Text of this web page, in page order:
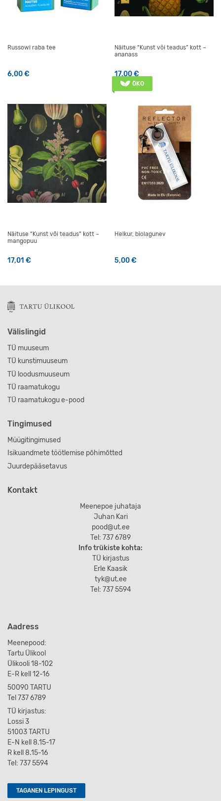
Russowi raba tee
6,00€
Näituse “Kunst või teadus” kott –
ananass
17,00€
Näituse “Kunst või teadus” kott –
mangopuu
17,01 €
ÖKO
Helkur, biolagunev
5,00€
Välislingid
TÜ muuseum
TÜ kunstimuuseum
TÜ loodusmuuseum
TÜ raamatukogu
TÜ raamatukogu e-pood
Tingimused
Müügitingimused
Isikuandmete töötlemise põhimõtted
Juurdepääsetavus
Kontakt
Meenepoe juhataja
Juhan Kari
pood@ut.ee
Tel: 737 6789
Info trükiste kohta:
TÜ kirjastus
Erle Kaasik
tyk@ut.ee
Tel: 737 5594
Aadress
Meenepood:
Tartu Ülikool
Ülikooli 18-102
E-R kell 12-16
50090 TARTU
Tel 737 6789
TÜ kirjastus:
Lossi 3
51003 TARTU
E-N kell 8.15-17
R kell 8.15-16
Tel: 737 5594
TAGANEN LEPINGUST